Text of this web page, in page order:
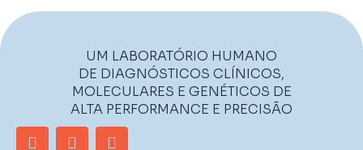
UM LABORATÓRIO HUMANO
DE DIAGNÓSTICOS CLÍNICOS,
MOLECULARES E GENÉTICOS DE
ALTA PERFORMANCE E PRECISÃO